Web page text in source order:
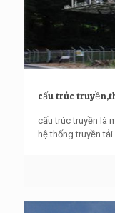
cấu trúc
cấu trúc truyền là
hệ thống truyền